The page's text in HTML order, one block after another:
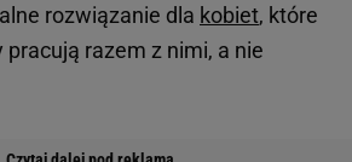
rozwiązanie dla kobiet, które
pracują razem z nimi, a nie